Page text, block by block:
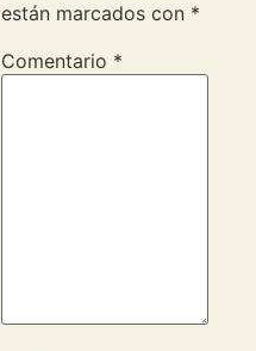
están marcados con *
Comentario *